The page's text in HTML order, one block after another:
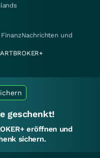
FinanzNachrichten und
geschenkt!
eröffnen und
sichern.